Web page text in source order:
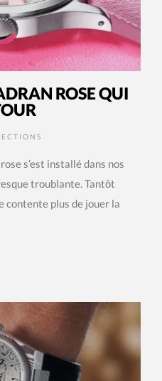
ROSE QUI
s’est installé dans nos
troublante. Tantôt
contente plus de jouer la